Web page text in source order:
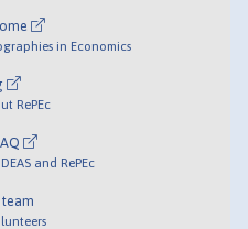
in Economics
RePEc
and RePEc
team